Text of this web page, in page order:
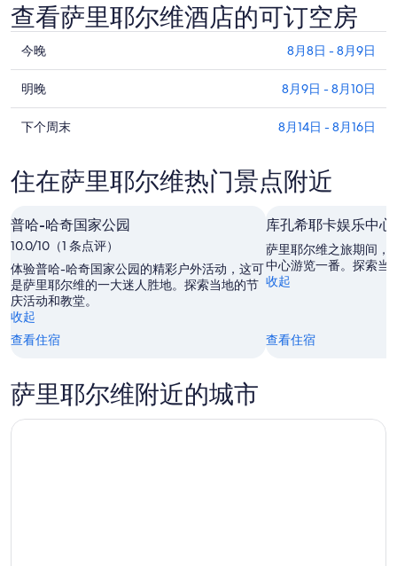
查看萨里耶尔维酒店的可订空房
查
看
萨
里
耶
维
今
的
价
格，
入
住
日
期
8
月
8
今晚 8月8日 - 8月9日
查
看
萨
耶
尔
明
晚
的
价
格，
入
住
期
为
8
明晚 8月9日 - 8月10日
查
萨
里
尔
维
下
周
末
的
价
入
住
日
下个周末 8月14日 - 8月16日
住在萨里耶尔维热门景点附近
普哈-哈奇国家公园
10.0/10（1 条点评）
体验普哈-哈奇国家公园的精彩户外活动，这可
是萨里耶尔维的一大迷人胜地。探索当地的节
庆活动和教堂。
收起
查看住宿
库孔希耶卡娱乐中心
萨里耶尔维之旅期间，
中心游览一番。探索当
收起
查看住宿
萨里耶尔维附近的城市